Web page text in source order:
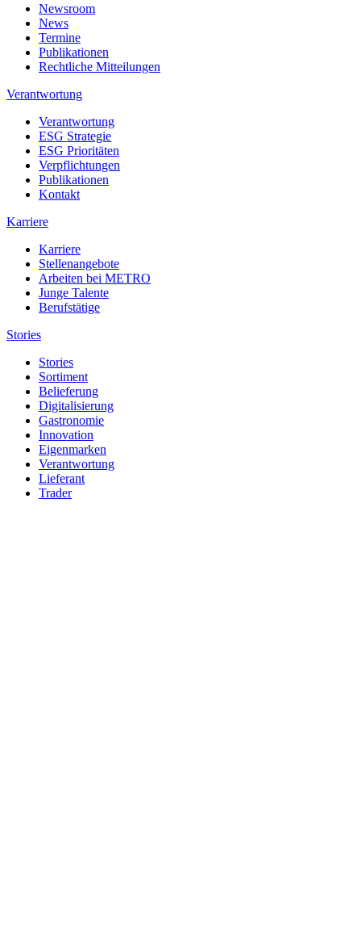
Newsroom
News
Termine
Publikationen
Rechtliche Mitteilungen
Verantwortung
Verantwortung
ESG Strategie
ESG Prioritäten
Verpflichtungen
Publikationen
Kontakt
Karriere
Karriere
Stellenangebote
Arbeiten bei METRO
Junge Talente
Berufstätige
Stories
Stories
Sortiment
Belieferung
Digitalisierung
Gastronomie
Innovation
Eigenmarken
Verantwortung
Lieferant
Trader